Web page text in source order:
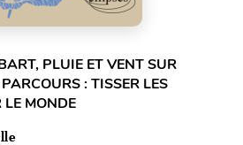
PLUIE ET VENT SUR
: TISSER LES
LE MONDE